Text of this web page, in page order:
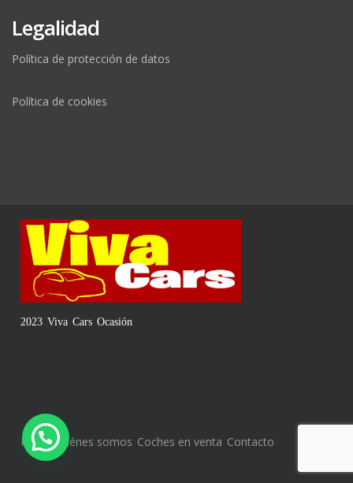
Legalidad
Política de protección de datos
Política de cookies
2023 Viva Cars Ocasión
Inicio Quiénes somos Coches en venta Contacto